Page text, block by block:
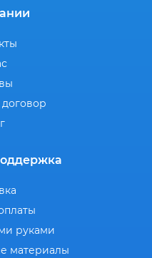
руками
материалы